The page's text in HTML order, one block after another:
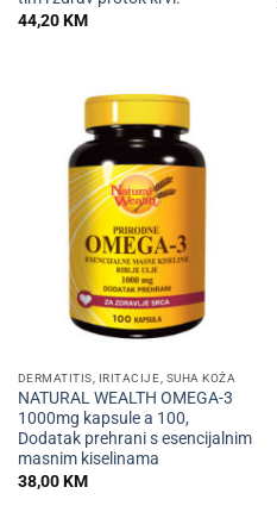
44,20KM
DERMATITIS, IRITACIJE, SUHA KOŽA
NATURAL WEALTH OMEGA-3
1000mg kapsule a 100,
Dodatak prehrani s esencijalnim
masnim kiselinama
38,00KM